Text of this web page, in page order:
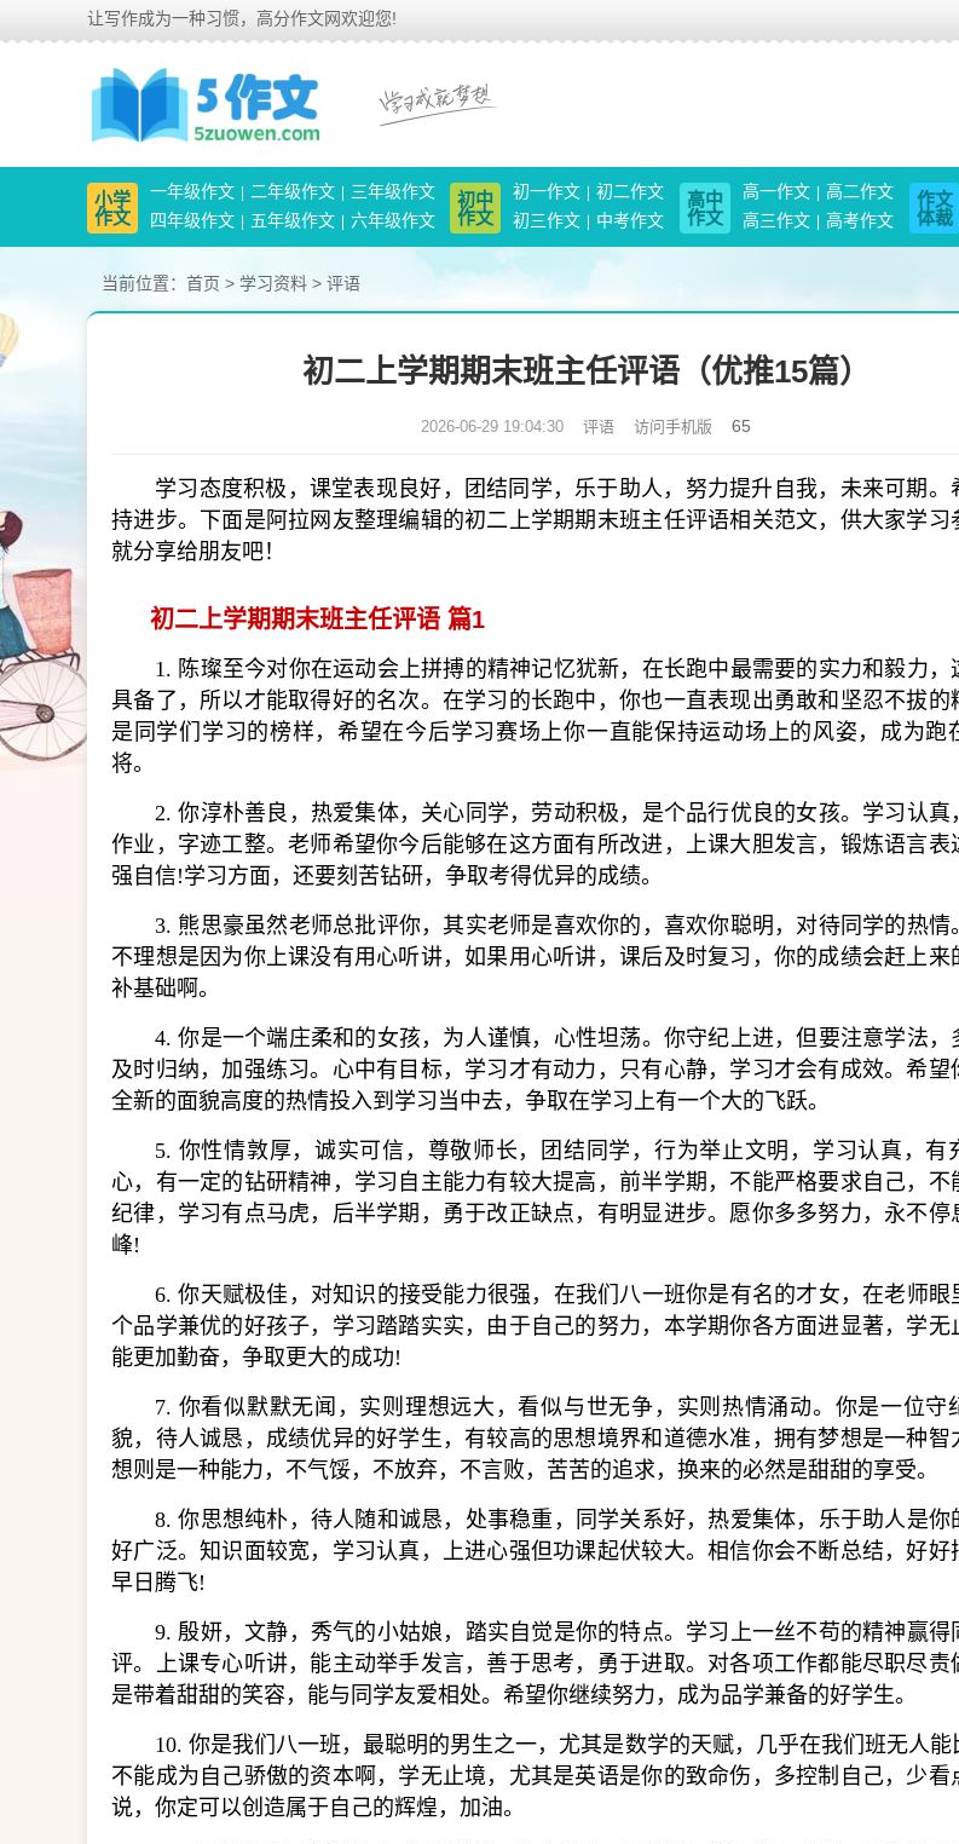
让写作成为一种习惯，高分作文网欢迎您!
小学
作文
一年级作文 二年级作文
三年级作文
四年级作文
五年级作文 六年级作文
初中
作文
初一作文
初二作文
初三作文
中考作文
高中
作文
高一作文
高二作文
高三作文
高考作文
作文
体裁
当前位置： 首页 > 学习资料 > 评语
初二上学期期末班主任评语（优推15篇）
2026-06-29 19:04:30 评语 访问手机版 65
学习态度积极，课堂表现良好，团结同学，乐于助人，努力提升自我，未来可期。
持进步。下面是阿拉网友整理编辑的初二上学期期末班主任评语相关范文，供大家学习
就分享给朋友吧！
初二上学期期末班主任评语 篇1
1. 陈璨至今对你在运动会上拼搏的精神记忆犹新，在长跑中最需要的实力和毅力，
具备了，所以才能取得好的名次。在学习的长跑中，你也一直表现出勇敢和坚忍不拔的
是同学们学习的榜样，希望在今后学习赛场上你一直能保持运动场上的风姿，成为跑
将。
2. 你淳朴善良，热爱集体，关心同学，劳动积极，是个品行优良的女孩。学习认真
作业，字迹工整。老师希望你今后能够在这方面有所改进，上课大胆发言，锻炼语言表
强自信!学习方面，还要刻苦钻研，争取考得优异的成绩。
3. 熊思豪虽然老师总批评你，其实老师是喜欢你的，喜欢你聪明，对待同学的热情
不理想是因为你上课没有用心听讲，如果用心听讲，课后及时复习，你的成绩会赶上来
补基础啊。
4. 你是一个端庄柔和的女孩，为人谨慎，心性坦荡。你守纪上进，但要注意学法，
及时归纳，加强练习。心中有目标，学习才有动力，只有心静，学习才会有成效。希望
全新的面貌高度的热情投入到学习当中去，争取在学习上有一个大的飞跃。
5. 你性情敦厚，诚实可信，尊敬师长，团结同学，行为举止文明，学习认真，有
心，有一定的钻研精神，学习自主能力有较大提高，前半学期，不能严格要求自己，不
纪律，学习有点马虎，后半学期，勇于改正缺点，有明显进步。愿你多多努力，永不停
峰!
6. 你天赋极佳，对知识的接受能力很强，在我们八一班你是有名的才女，在老师眼
个品学兼优的好孩子，学习踏踏实实，由于自己的努力，本学期你各方面进显著，学无
能更加勤奋，争取更大的成功!
7. 你看似默默无闻，实则理想远大，看似与世无争，实则热情涌动。你是一位守
貌，待人诚恳，成绩优异的好学生，有较高的思想境界和道德水准，拥有梦想是一种智
想则是一种能力，不气馁，不放弃，不言败，苦苦的追求，换来的必然是甜甜的享受。
8. 你思想纯朴，待人随和诚恳，处事稳重，同学关系好，热爱集体，乐于助人是你
好广泛。知识面较宽，学习认真，上进心强但功课起伏较大。相信你会不断总结，好好
早日腾飞!
9. 殷妍，文静，秀气的小姑娘，踏实自觉是你的特点。学习上一丝不苟的精神赢得
评。上课专心听讲，能主动举手发言，善于思考，勇于进取。对各项工作都能尽职尽责
是带着甜甜的笑容，能与同学友爱相处。希望你继续努力，成为品学兼备的好学生。
10. 你是我们八一班，最聪明的男生之一，尤其是数学的天赋，几乎在我们班无人能
不能成为自己骄傲的资本啊，学无止境，尤其是英语是你的致命伤，多控制自己，少看
说，你定可以创造属于自己的辉煌，加油。